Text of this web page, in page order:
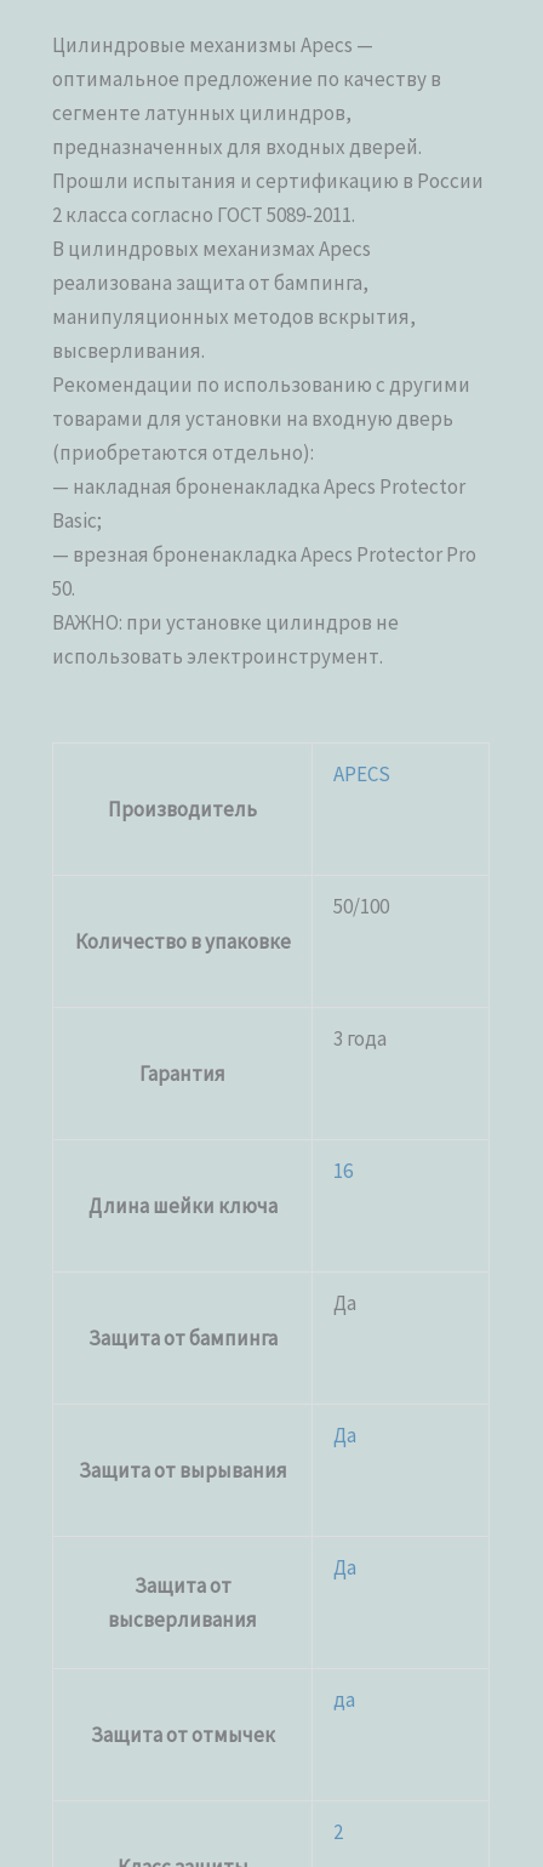
Цилиндровые механизмы Apecs —
оптимальное предложение по качеству в
сегменте латунных цилиндров,
предназначенных для входных дверей.
Прошли испытания и сертификацию в России
2 класса согласно ГОСТ 5089-2011.
В цилиндровых механизмах Apecs
реализована защита от бампинга,
манипуляционных методов вскрытия,
высверливания.
Рекомендации по использованию с другими
товарами для установки на входную дверь
(приобретаются отдельно):
— накладная броненакладка Apecs Protector
Basic;
— врезная броненакладка Apecs Protector Pro
50.
ВАЖНО: при установке цилиндров не
использовать электроинструмент.
Производитель
APECS
Количество в упаковке
50/100
Гарантия
3 года
Длина шейки ключа
16
Защита от бампинга
Да
Защита от вырывания
Да
Защита от
высверливания
Да
Защита от отмычек
да
2